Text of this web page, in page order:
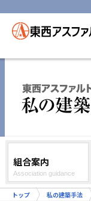
組合案内
Association guidance
トップ 私の建築手法